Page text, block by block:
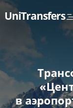
UniTransfers
в